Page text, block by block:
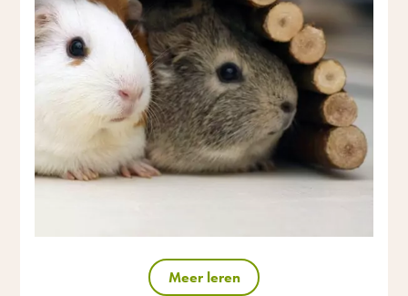
Meer leren